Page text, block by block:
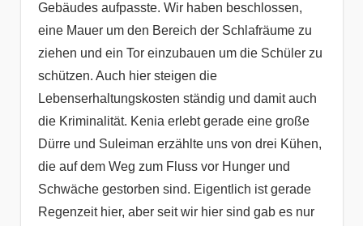
Gebäudes aufpasste. Wir haben beschlossen,
eine Mauer um den Bereich der Schlafräume zu
ziehen und ein Tor einzubauen um die Schüler zu
schützen. Auch hier steigen die
Lebenserhaltungskosten ständig und damit auch
die Kriminalität. Kenia erlebt gerade eine große
Dürre und Suleiman erzählte uns von drei Kühen,
die auf dem Weg zum Fluss vor Hunger und
Schwäche gestorben sind. Eigentlich ist gerade
Regenzeit hier, aber seit wir hier sind gab es nur